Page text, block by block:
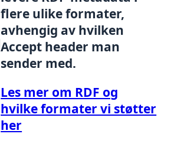
flere ulike formater,
avhengig av hvilken
Accept header man
sender med.
Les mer om RDF og
hvilke formater vi støtter
her